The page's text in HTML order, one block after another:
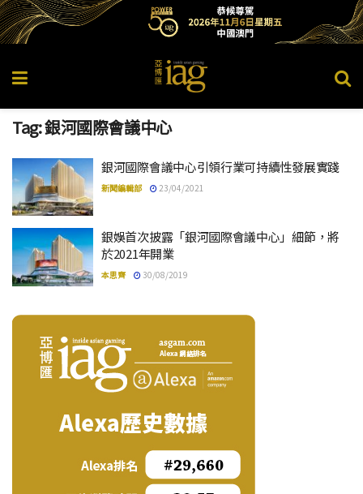
Tag:銀河國際會議中心
銀河國際會議中心引領行業可持續性發展實踐
新聞編輯部 23/04/2021
銀娛首次披露「銀河國際會議中心」細節，將
於2021年開業
本思齊 30/08/2019